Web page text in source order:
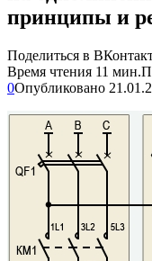
принципы и
Поделиться в
Время чтения 11 мин.
0Опубликовано